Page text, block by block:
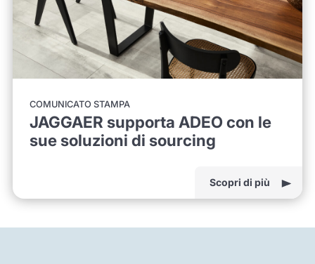
COMUNICATO STAMPA
JAGGAER supporta ADEO con le
sue soluzioni di sourcing
Scopri di più